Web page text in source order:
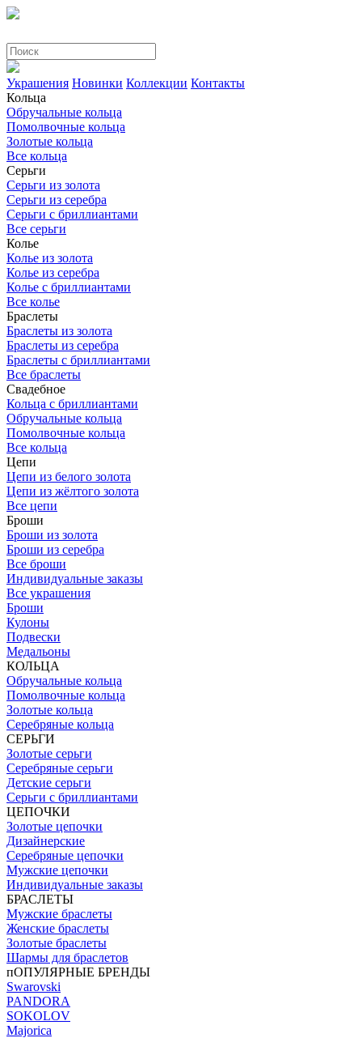
Украшения Новинки Коллекции Контакты
Кольца
Обручальные кольца
Помолвочные кольца
Золотые кольца
Все кольца
Серьги
Серьги из золота
Серьги из серебра
Серьги с бриллиантами
Все серьги
Колье
Колье из золота
Колье из серебра
Колье с бриллиантами
Все колье
Браслеты
Браслеты из золота
Браслеты из серебра
Браслеты с бриллиантами
Все браслеты
Свадебное
Кольца с бриллиантами
Обручальные кольца
Помолвочные кольца
Все кольца
Цепи
Цепи из белого золота
Цепи из жёлтого золота
Все цепи
Броши
Броши из золота
Броши из серебра
Все броши
Индивидуальные заказы
Все украшения
Броши
Кулоны
Подвески
Медальоны
КОЛЬЦА
Обручальные кольца
Помолвочные кольца
Золотые кольца
Серебряные кольца
СЕРЬГИ
Золотые серьги
Серебряные серьги
Детские серьги
Серьги с бриллиантами
ЦЕПОЧКИ
Золотые цепочки
Дизайнерские
Серебряные цепочки
Мужские цепочки
Индивидуальные заказы
БРАСЛЕТЫ
Мужские браслеты
Женские браслеты
Золотые браслеты
Шармы для браслетов
пОПУЛЯРНЫЕ БРЕНДЫ
Swarovski
PANDORA
SOKOLOV
Majorica